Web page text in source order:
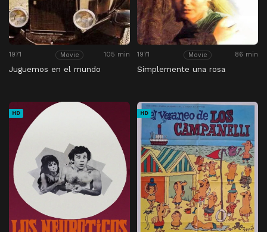
1971 Movie 105 min
Juguemos en el mundo
1971 Movie 86 min
Simplemente una rosa
HD HD